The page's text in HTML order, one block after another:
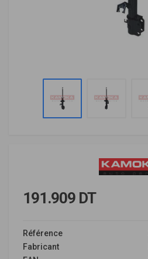
191.909 DT
Référence
Fabricant